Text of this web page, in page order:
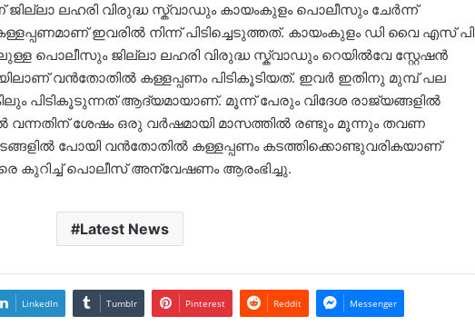
ജില്ലാ ലഹരി വിരുദ്ധ സ്ക്വാഡും കായംകുളം പൊലീസും ചേർന്ന്
കള്ളപ്പണമാണ് ഇവരിൽ നിന്ന് പിടിച്ചെടുത്തത്. കായംകുളം ഡി വൈ എസ് പി
പൊലീസും ജില്ലാ ലഹരി വിരുദ്ധ സ്ക്വാഡും റെയിൽവേ സ്റ്റേഷൻ
വൻതോതിൽ കള്ളപ്പണം പിടികൂടിയത്. ഇവർ ഇതിനു മുമ്പ് പല
പിടികൂടുന്നത് ആദ്യമായാണ്. മൂന്ന് പേരും വിദേശ രാജ്യങ്ങളിൽ
വന്നതിന് ശേഷം ഒരു വർഷമായി മാസത്തിൽ രണ്ടും മൂന്നും തവണ
പോയി വൻതോതിൽ കള്ളപ്പണം കടത്തിക്കൊണ്ടുവരികയാണ്
കുറിച്ച് പൊലീസ് അന്വേഷണം ആരംഭിച്ചു.
Latest News
LinkedIn Tumblr Pinterest Reddit Messenger